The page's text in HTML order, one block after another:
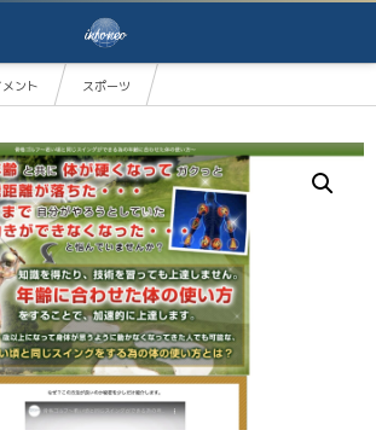
ント
スポーツ